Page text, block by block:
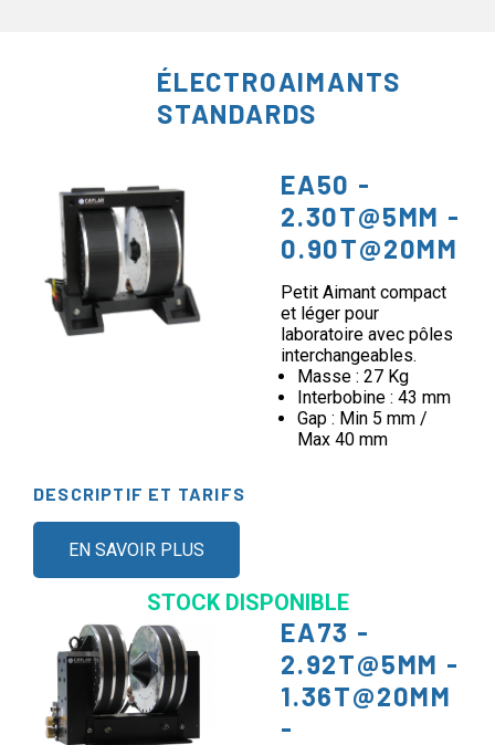
ÉLECTROAIMANTS
STANDARDS
EA50 -
2.30T@5MM -
0.90T@20MM
Petit Aimant compact
et léger pour
laboratoire avec pôles
interchangeables.
Masse : 27 Kg
Interbobine : 43 mm
Gap : Min 5 mm /
Max 40 mm
DESCRIPTIF ET TARIFS
EN SAVOIR PLUS
STOCK DISPONIBLE
EA73 -
2.92T@5MM -
1.36T@20MM
-